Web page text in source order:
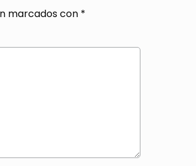
marcados con *